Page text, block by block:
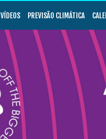
VÍDEOS PREVISÃO CLIMÁTICA